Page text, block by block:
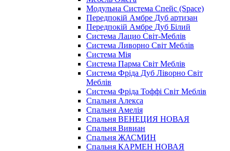
Модульна Cистема Спейс (Space)
Передпокій Амбре Дуб артизан
Передпокій Амбре Дуб Білий
Система Лацио Світ-Меблів
Система Ливорно Світ Меблів
Система Мія
Система Парма Свiт Меблiв
Система Фріда Дуб Ліворно Світ
Меблів
Система Фріда Тоффі Світ Меблів
Спальня Алекса
Спальня Амелія
Спальня ВЕНЕЦИЯ НОВАЯ
Спальня Вивиан
Спальня ЖАСМИН
Спальня КАРМЕН НОВАЯ